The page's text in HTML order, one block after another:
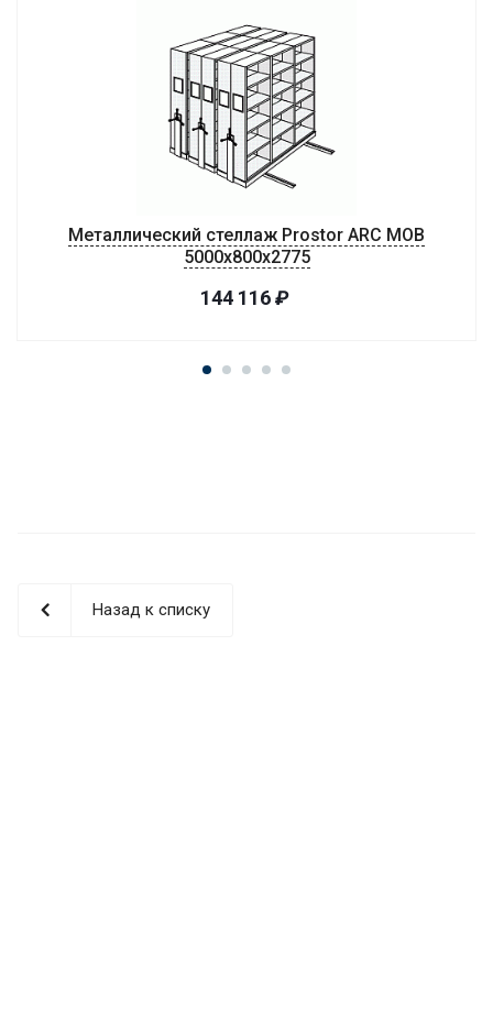
Металлический стеллаж Prostor ARC MOB
5000x800x2775
144 116₽
Назад к списку